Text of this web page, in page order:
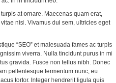
at ornare. Maecenas quam erat,
nisi. Vivamus dui sem, ultricies eget
“SEO” et malesuada fames ac turpis
viverra. Nulla tincidunt purus in mi
gravida. Fusce non tellus nibh. Donec
pellentesque fermentum nunc, eu
tortor. Integer hendrerit ligula quis